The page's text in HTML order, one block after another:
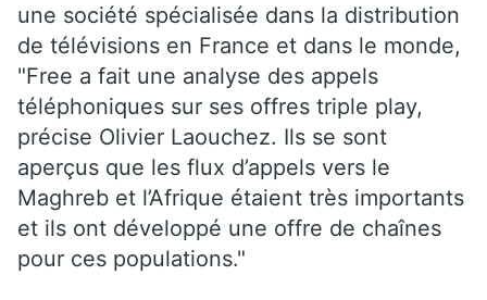
une société spécialisée dans la distribution
de télévisions en France et dans le monde,
"Free a fait une analyse des appels
téléphoniques sur ses offres triple play,
précise Olivier Laouchez. Ils se sont
aperçus que les flux d’appels vers le
Maghreb et l’Afrique étaient très importants
et ils ont développé une offre de chaînes
pour ces populations."